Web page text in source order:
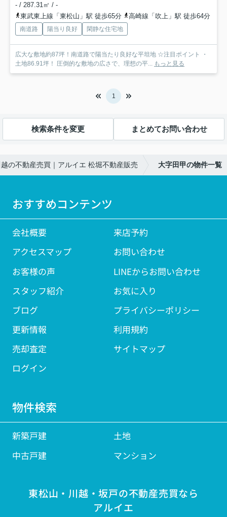
- / 287.31㎡ / -
東武東上線「東松山」駅 徒歩65分
高崎線「吹上」駅 徒歩64分
南道路 陽当り良好 閑静な住宅地
広大な敷地約87坪！南道路で陽当たり良好な平坦地 ☆注目ポイント ・
土地86.91坪！ 圧倒的な敷地の広さで、理想の平... もっと見る
1
検索条件を変更 まとめてお問い合わせ
の不動産売買｜アルイエ 松堀不動産販売 大字田甲の物件一覧
おすすめコンテンツ
会社概要
来店予約
アクセスマップ
お問い合わせ
お客様の声
LINEからお問い合わせ
スタッフ紹介
お気に入り
ブログ
プライバシーポリシー
更新情報
利用規約
売却査定
サイトマップ
ログイン
物件検索
新築戸建
土地
中古戸建
マンション
東松山・川越・坂戸の不動産売買なら
アルイエ